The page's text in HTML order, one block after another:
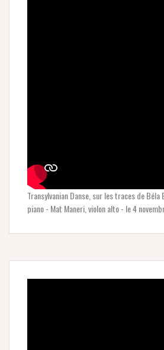
Transylvanian Danse, sur les traces de
piano - Mat Maneri, violon alto - le 4